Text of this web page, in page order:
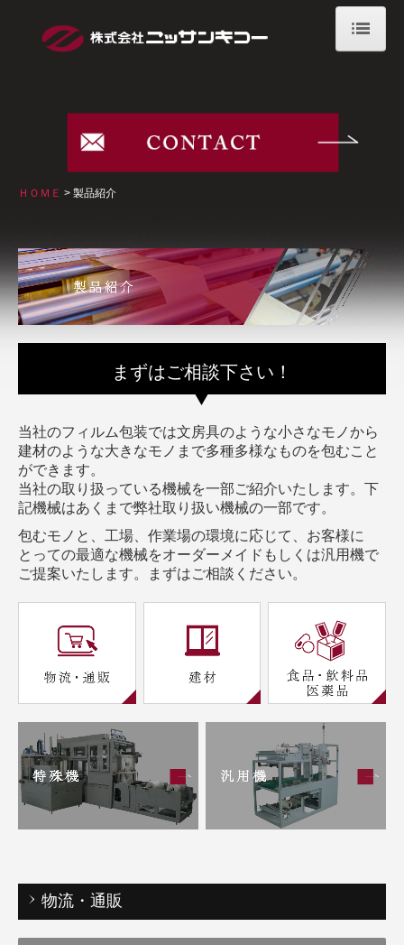
フィルム包装のメリット
製品紹介
代表メッセージ/経営理念
沿革
ＨＯＭＥ 製品紹介
まずはご相談下さい！
当社のフィルム包装では文房具のような小さなモノから
建材のような大きなモノまで多種多様なものを包むこと
ができます。
当社の取り扱っている機械を一部ご紹介いたします。下
記機械はあくまで弊社取り扱い機械の一部です。
包むモノと、工場、作業場の環境に応じて、お客様に
とっての最適な機械をオーダーメイドもしくは汎用機で
ご提案いたします。まずはご相談ください。
物流・通販